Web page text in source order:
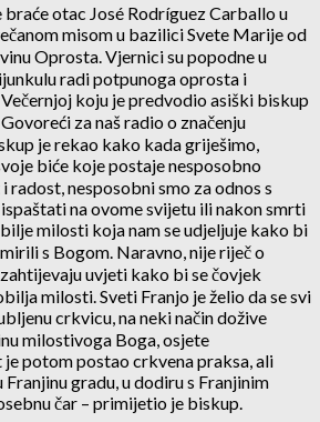
otac José Rodríguez Carballo u
misom u bazilici Svete Marije od
Oprosta. Vjernici su popodne u
radi potpunoga oprosta i
koju je predvodio asiški biskup
za naš radio o značenju
je rekao kako kada griješimo,
biće koje postaje nesposobno
nesposobni smo za odnos s
na ovome svijetu ili nakon smrti
milosti koja nam se udjeljuje kako bi
s Bogom. Naravno, nije riječ o
uvjeti kako bi se čovjek
milosti. Sveti Franjo je želio da se svi
crkvicu, na neki način dožive
milostivoga Boga, osjete
potom postao crkvena praksa, ali
gradu, u dodiru s Franjinim
čar – primijetio je biskup.